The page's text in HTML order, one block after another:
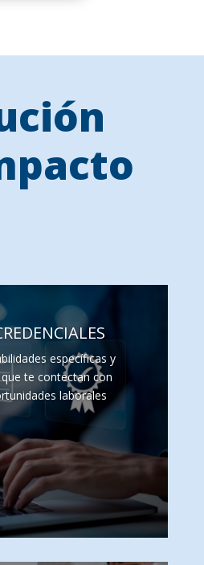
específicas y
te contectan con
laborales